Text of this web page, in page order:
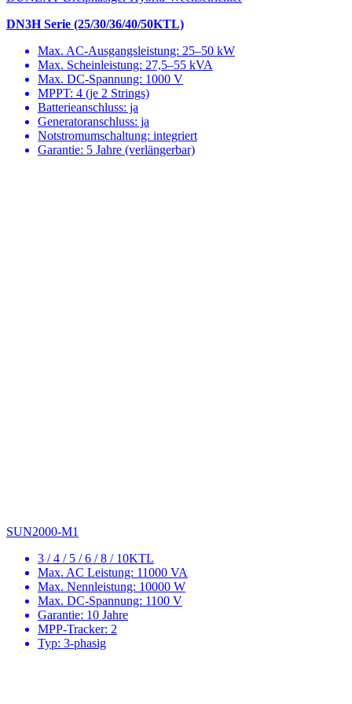
DN3H Serie (25/30/36/40/50KTL)
Max. AC-Ausgangsleistung: 25–50 kW
Max. Scheinleistung: 27,5–55 kVA
Max. DC-Spannung: 1000 V
MPPT: 4 (je 2 Strings)
Batterieanschluss: ja
Generatoranschluss: ja
Notstromumschaltung: integriert
Garantie: 5 Jahre (verlängerbar)
SUN2000-M1
3 / 4 / 5 / 6 / 8 / 10KTL
Max. AC Leistung: 11000 VA
Max. Nennleistung: 10000 W
Max. DC-Spannung: 1100 V
Garantie: 10 Jahre
MPP-Tracker: 2
Typ: 3-phasig